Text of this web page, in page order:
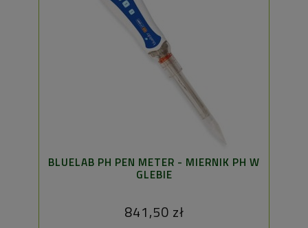
BLUELAB PH PEN METER - MIERNIK PH W
GLEBIE
841,50 zł